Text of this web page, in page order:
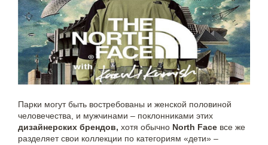
Парки могут быть востребованы и женской половиной
человечества, и мужчинами – поклонниками этих
дизайнерских брендов, хотя обычно North Face все же
разделяет свои коллекции по категориям «дети» –